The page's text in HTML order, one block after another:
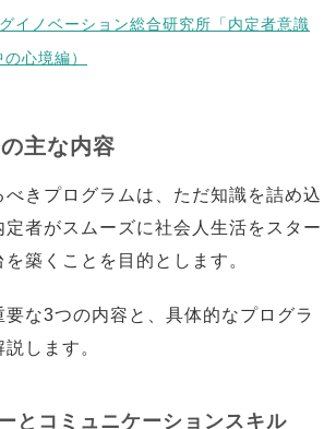
イノベーション総合研究所「内定者意識
心境編）
主な内容
べきプログラムは、ただ知識を詰め込
定者がスムーズに社会人生活をスター
を築くことを目的とします。
要な3つの内容と、具体的なプログラ
します。
とコミュニケーションスキル